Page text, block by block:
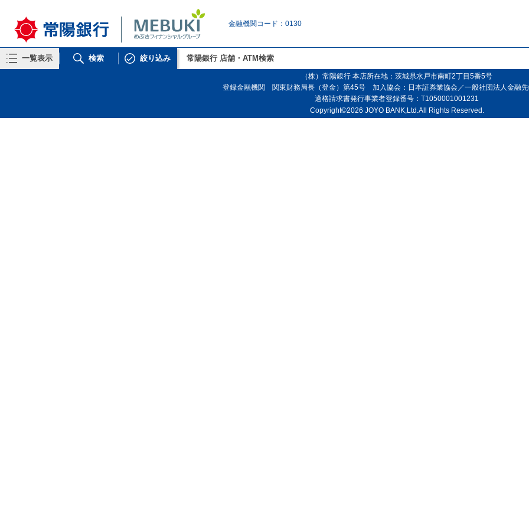
金融機関コード：0130
一覧表示 検索 絞り込み 常陽銀行 店舗・ATM検索
（株）常陽銀行 本店所在地：茨城県水戸市南町2丁目5番5号
登録金融機関 関東財務局長（登金）第45号 加入協会：日本証券業協会／一般社団法人金融
適格請求書発行事業者登録番号：T1050001001231
Copyright©2026 JOYO BANK,Ltd.All Rights Reserved.